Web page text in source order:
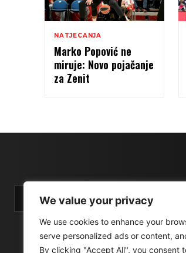
We value your privacy
We use cookies to enhance your
serve personalized ads or content,
By clicking "Accept All", you consent
NATJECANJA
Marko Popović ne
miruje: Novo pojačanje
za Zenit